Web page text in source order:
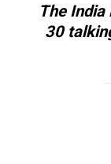
The India
30